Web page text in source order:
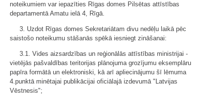
noteikumiem var iepazīties Rīgas domes Pilsētas attīstības
departamentā Amatu ielā 4, Rīgā.
3. Uzdot Rīgas domes Sekretariātam divu nedēļu laikā pēc
saistošo noteikumu stāšanās spēkā iesniegt zināšanai:
3.1. Vides aizsardzības un reģionālās attīstības ministrijai -
vietējās pašvaldības teritorijas plānojuma grozījumu eksemplāru
papīra formātā un elektroniski, kā arī apliecinājumu šī lēmuma
4.punktā minētajai publikācijai oficiālajā izdevumā "Latvijas
Vēstnesis";